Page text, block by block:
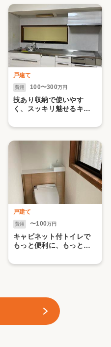
戸建て
費用 100〜300万円
技あり収納で使いやす
く、スッキリ魅せるキッ
戸建て
費用 〜100万円
キャビネット付トイレで
もっと便利に、もっとオ